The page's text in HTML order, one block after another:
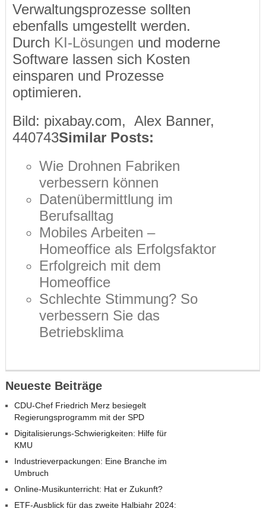
Verwaltungsprozesse sollten
ebenfalls umgestellt werden.
Durch KI-Lösungen und moderne
Software lassen sich Kosten
einsparen und Prozesse
optimieren.
Bild: pixabay.com, Alex Banner,
440743Similar Posts:
Wie Drohnen Fabriken
verbessern können
Datenübermittlung im
Berufsalltag
Mobiles Arbeiten –
Homeoffice als Erfolgsfaktor
Erfolgreich mit dem
Homeoffice
Schlechte Stimmung? So
verbessern Sie das
Betriebsklima
Neueste Beiträge
CDU-Chef Friedrich Merz besiegelt
Regierungsprogramm mit der SPD
Digitalisierungs-Schwierigkeiten: Hilfe für
KMU
Industrieverpackungen: Eine Branche im
Umbruch
Online-Musikunterricht: Hat er Zukunft?
ETF-Ausblick für das zweite Halbjahr 2024: